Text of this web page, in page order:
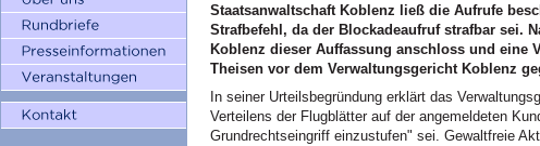
Staatsanwaltschaft Koblenz ließ die Aufrufe
Strafbefehl, da der Blockadeaufruf strafbar sei.
Koblenz dieser Auffassung anschloss und eine
Theisen vor dem Verwaltungsgericht Koblenz
In seiner Urteilsbegründung erklärt das
Verteilens der Flugblätter auf der angemeldeten
Grundrechtseingriff einzustufen" sei. Gewaltfreie